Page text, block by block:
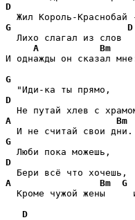
D
G
D
Лихо слагал из слов
A
Bm
И однажды он сказал
G
D
A
Bm
G
D
A
Bm G
Кроме чужой жены
D